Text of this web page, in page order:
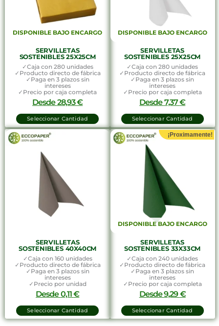
DISPONIBLE BAJO ENCARGO
SERVILLETAS
SOSTENIBLES 25X25CM
✓Caja con 280 unidades
✓Producto directo de fábrica
✓Paga en 3 plazos sin
intereses
✓Precio por caja completa
Desde28,93€
Seleccionar Cantidad
DISPONIBLE BAJO ENCARGO
SERVILLETAS
SOSTENIBLES 25X25CM
✓Caja con 280 unidades
✓Producto directo de fábrica
✓Paga en 3 plazos sin
intereses
✓Precio por caja completa
Desde7,37€
Seleccionar Cantidad
SERVILLETAS
SOSTENIBLES 40X40CM
✓Caja con 160 unidades
✓Producto directo de fábrica
✓Paga en 3 plazos sin
intereses
✓Precio por unidad
Desde0,11€
Seleccionar Cantidad
¡Proximamente!
DISPONIBLE BAJO ENCARGO
SERVILLETAS
SOSTENIBLES 33X33CM
✓Caja con 240 unidades
✓Producto directo de fábrica
✓Paga en 3 plazos sin
intereses
✓Precio por caja completa
Desde9,29€
Seleccionar Cantidad